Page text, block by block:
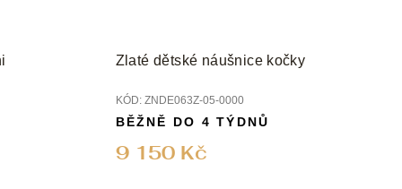
Zlaté dětské náušnice kočky
KÓD: ZNDE063Z-05-0000
9 150 Kč
BĚŽNĚ DO 4 TÝDNŮ